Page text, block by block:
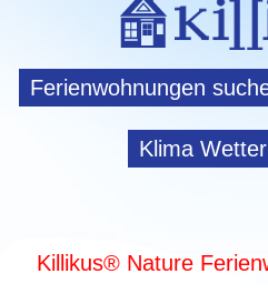
Ferienwohnungen
Klima
Killikus® Nature